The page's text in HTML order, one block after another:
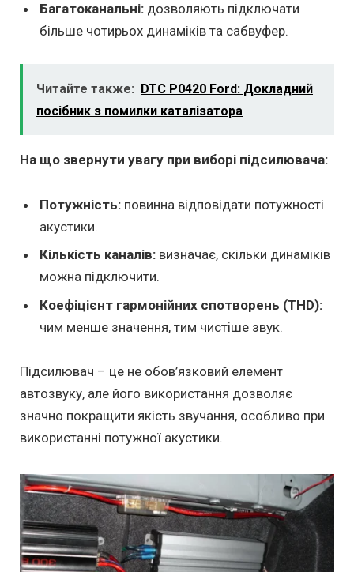
Багатоканальні: дозволяють підключати
більше чотирьох динаміків та сабвуфер.
Читайте также:
DTC P0420 Ford: Докладний
посібник з помилки каталізатора
На що звернути увагу при виборі підсилювача:
Потужність: повинна відповідати потужності
акустики.
Кількість каналів: визначає, скільки динаміків
можна підключити.
Коефіцієнт гармонійних спотворень (THD):
чим менше значення, тим чистіше звук.
Підсилювач – це не обов’язковий елемент
автозвуку, але його використання дозволяє
значно покращити якість звучання, особливо при
використанні потужної акустики.